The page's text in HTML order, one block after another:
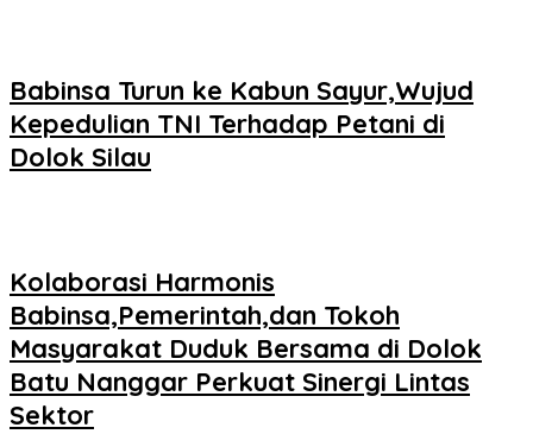
Babinsa Turun ke Kabun Sayur,Wujud
Kepedulian TNI Terhadap Petani di
Dolok Silau
Kolaborasi Harmonis
Babinsa,Pemerintah,dan Tokoh
Masyarakat Duduk Bersama di Dolok
Batu Nanggar Perkuat Sinergi Lintas
Sektor